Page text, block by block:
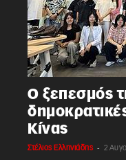
Ο ξεπεσμός
Κίνας
Στέλιος Ελληνιάδης - 2